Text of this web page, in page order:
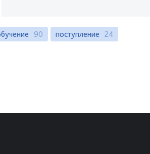
90 поступление 24